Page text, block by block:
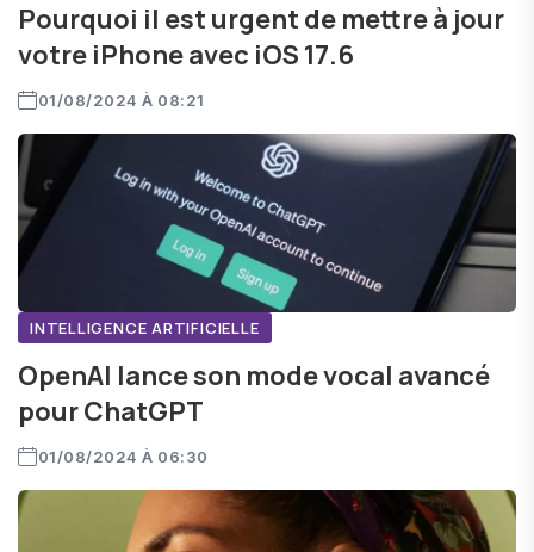
Pourquoi il est urgent de mettre à jour
votre iPhone avec iOS 17.6
01/08/2024 À 08:21
INTELLIGENCE ARTIFICIELLE
OpenAI lance son mode vocal avancé
pour ChatGPT
01/08/2024 À 06:30